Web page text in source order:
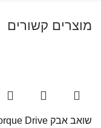
מוצרים קשורים
שואב אבק V11 Torque Drive יבואן רשמי